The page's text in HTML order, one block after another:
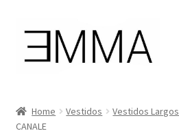
contenido
Mi cuenta
Home Vestidos Vestidos Largos
CANALE